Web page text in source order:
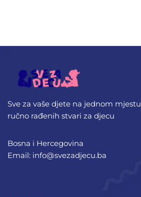
Sve za vaše djete na jednom
ručno rađenih stvari za djecu
Bosna i Hercegovina
Email: info@svezadjecu.ba